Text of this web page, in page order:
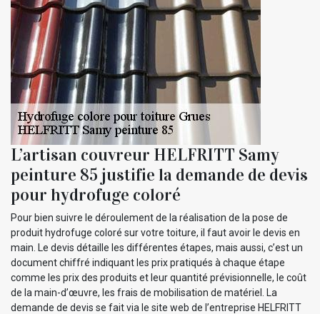
L’artisan couvreur HELFRITT Samy
peinture 85 justifie la demande de devis
pour hydrofuge coloré
Pour bien suivre le déroulement de la réalisation de la pose de
produit hydrofuge coloré sur votre toiture, il faut avoir le devis en
main. Le devis détaille les différentes étapes, mais aussi, c’est un
document chiffré indiquant les prix pratiqués à chaque étape
comme les prix des produits et leur quantité prévisionnelle, le coût
de la main-d’œuvre, les frais de mobilisation de matériel. La
demande de devis se fait via le site web de l’entreprise HELFRITT